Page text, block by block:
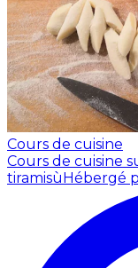
Cours de cuisine
Cours de cuisine
tiramisù Hébergé